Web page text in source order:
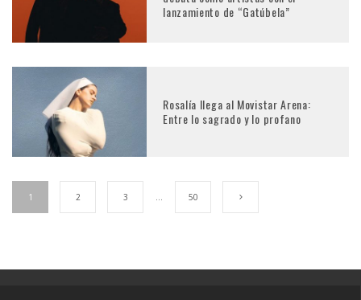
lanzamiento de “Gatúbela”
Rosalía llega al Movistar Arena:
Entre lo sagrado y lo profano
1 2 3 50